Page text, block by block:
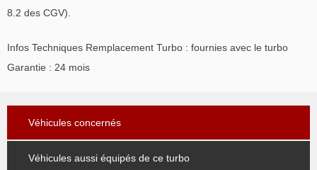
8.2 des CGV).
Infos Techniques Remplacement Turbo : fournies avec le turbo
Garantie : 24 mois
Véhicules concernés
Véhicules aussi équipés de ce turbo